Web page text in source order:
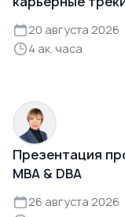
20 августа 2026
4 ак. часа
Презентация
MBA & DBA
26 августа 2026